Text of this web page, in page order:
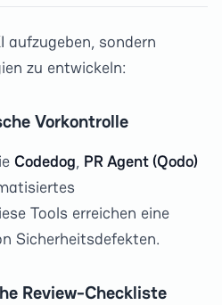
sondern
zu entwickeln:
Vorkontrolle
Codedog, PR Agent (Qodo)
Tools erreichen eine
Sicherheitsdefekten.
Review-Checkliste